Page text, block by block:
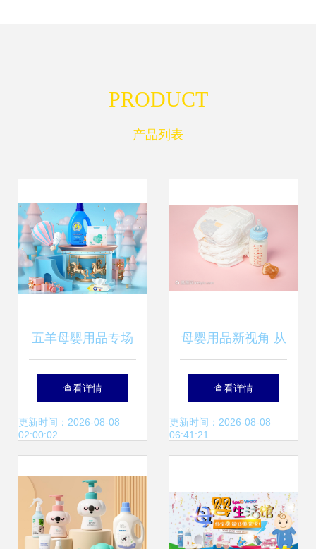
PRODUCT
产品列表
五羊母婴用品专场
匠心品质，守护每
一个初生的温柔时
查看详情
更新时间：2026-08-08
02:00:02
母婴用品新视角 从
尿布奶瓶到科学育
儿的人文关怀
查看详情
更新时间：2026-08-08
06:41:21